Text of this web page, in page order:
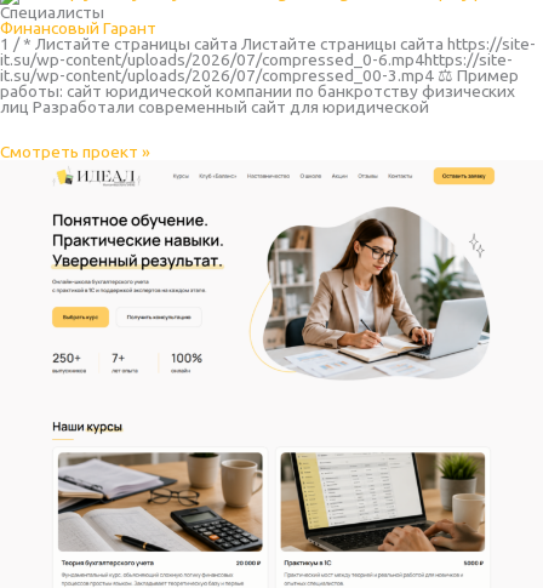
Специалисты
Финансовый Гарант
1 / * Листайте страницы сайта Листайте страницы сайта https://site-
it.su/wp-content/uploads/2026/07/compressed_0-6.mp4https://site-
it.su/wp-content/uploads/2026/07/compressed_00-3.mp4 ⚖️ Пример
работы: сайт юридической компании по банкротству физических
лиц Разработали современный сайт для юридической
Смотреть проект »